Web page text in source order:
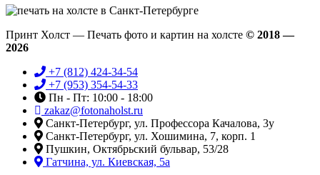
Принт Холст — Печать фото и картин на холсте © 2018 —
2026
+7 (812) 424-34-54
+7 (953) 354-54-33
Пн - Пт: 10:00 - 18:00
zakaz@fotonaholst.ru
Санкт-Петербург, ул. Профессора Качалова, 3у
Санкт-Петербург, ул. Хошимина, 7, корп. 1
Пушкин, Октябрьский бульвар, 53/28
Гатчина, ул. Киевская, 5а